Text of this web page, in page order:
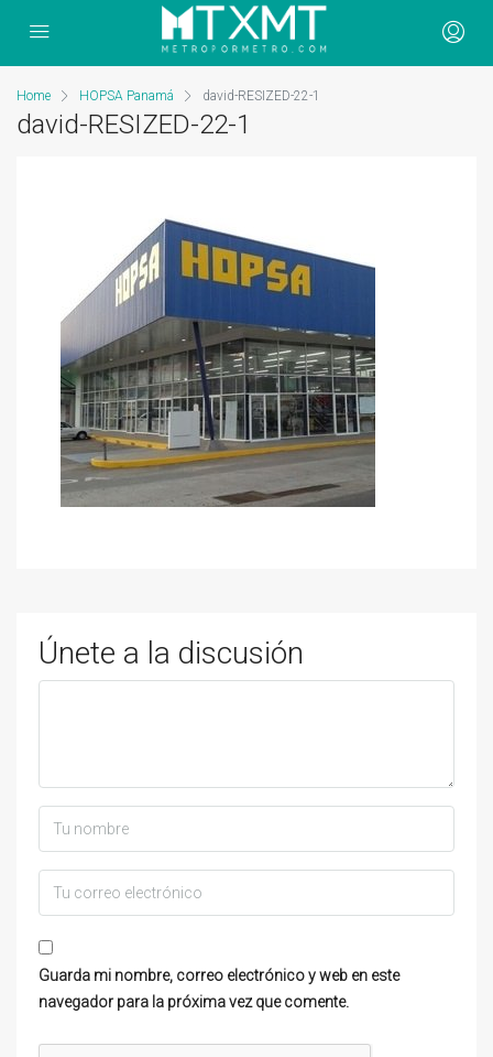
Home HOPSA Panamá david-RESIZED-22-1
david-RESIZED-22-1
Únete a la discusión
Guarda mi nombre, correo electrónico y web en este
navegador para la próxima vez que comente.